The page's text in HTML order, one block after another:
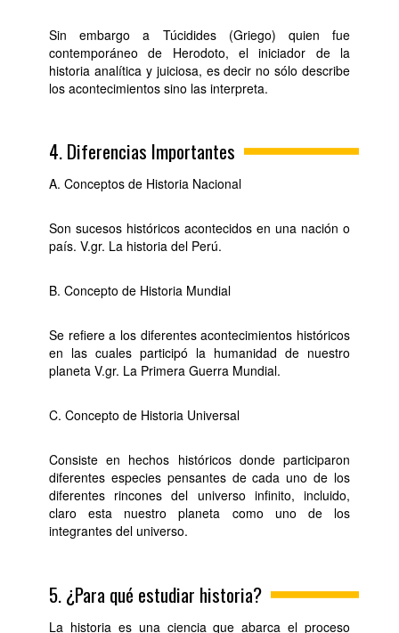
Sin embargo a Túcidides (Griego) quien fue
contemporáneo de Herodoto, el iniciador de la
historia analítica y juiciosa, es decir no sólo describe
los acontecimientos sino las interpreta.
4. Diferencias Importantes
A. Conceptos de Historia Nacional
Son sucesos históricos acontecidos en una nación o
país. V.gr. La historia del Perú.
B. Concepto de Historia Mundial
Se refiere a los diferentes acontecimientos históricos
en las cuales participó la humanidad de nuestro
planeta V.gr. La Primera Guerra Mundial.
C. Concepto de Historia Universal
Consiste en hechos históricos donde participaron
diferentes especies pensantes de cada uno de los
diferentes rincones del universo infinito, incluido,
claro esta nuestro planeta como uno de los
integrantes del universo.
5. ¿Para qué estudiar historia?
La historia es una ciencia que abarca el proceso